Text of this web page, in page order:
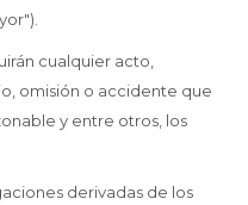
cualquier acto,
omisión o accidente que
y entre otros, los
derivadas de los